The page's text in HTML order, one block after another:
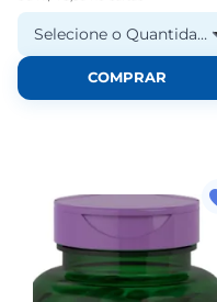
Selecione o Quantidade
COMPRAR